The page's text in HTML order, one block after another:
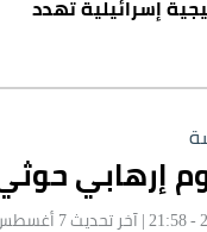
إسرائيلية تهدد
إرهابي